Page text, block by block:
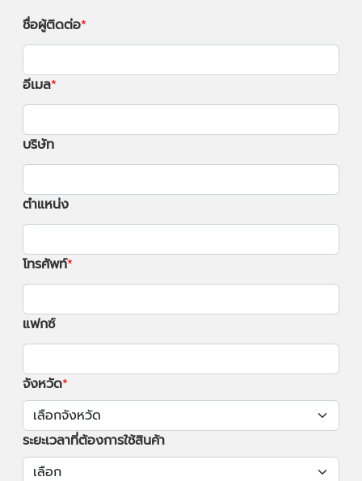
ชื่อผู้ติดต่อ
อีเมล
บริษัท
ตำแหน่ง
โทรศัพท์
แฟกซ์
จังหวัด
ระยะเวลาที่ต้องการใช้สินค้า